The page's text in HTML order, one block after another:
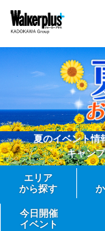
夏のイベント情
キャン
エリア
から探す
今日開催
イベント